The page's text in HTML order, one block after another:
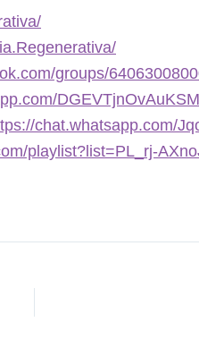
groups/
chat.whatsapp.com/
playlist?list=PL_rj-